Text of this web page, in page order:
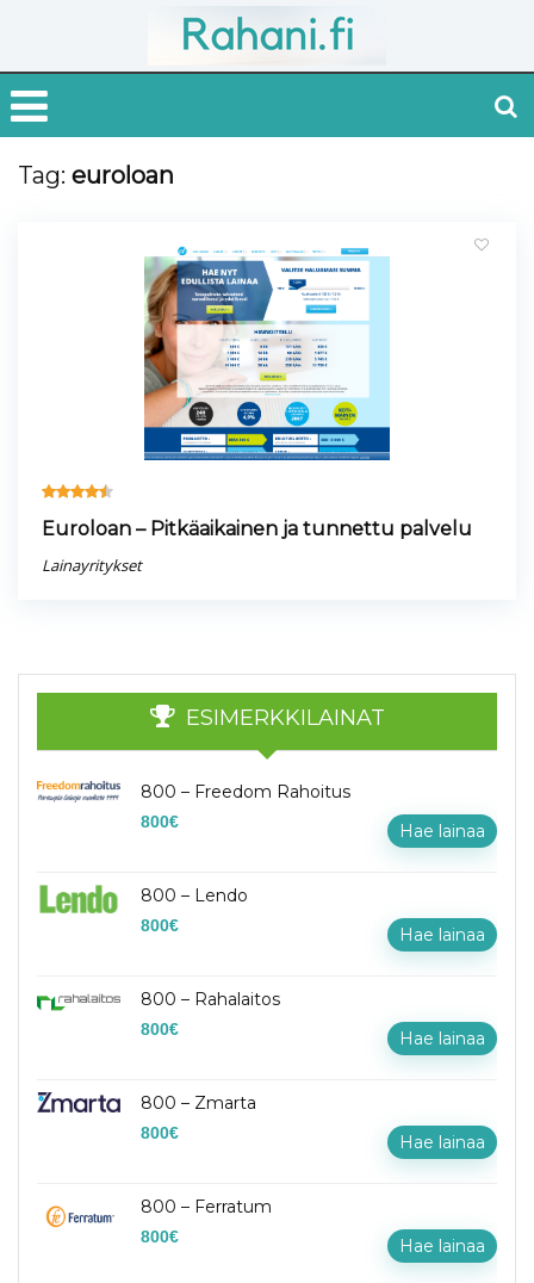
Tag: euroloan
Euroloan – Pitkäaikainen ja tunnettu palvelu
Lainayritykset
ESIMERKKILAINAT
800 – Freedom Rahoitus
800€ Hae lainaa
800 – Lendo
800€ Hae lainaa
800 – Rahalaitos
800€ Hae lainaa
800 – Zmarta
800€ Hae lainaa
800 – Ferratum
800€ Hae lainaa